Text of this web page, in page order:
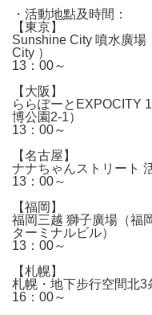
・活動地點及時間：
【東京】
Sunshine City 噴水廣
City ）
13：00～
【大阪】
ららぽーとEXPOCITY
博公園2-1）
13：00～
【名古屋】
ナナちゃんストリート
13：00～
【福岡】
福岡三越 獅子廣場（福
ターミナルビル）
13：00～
【札幌】
札幌・地下步行空間北3
16：00～